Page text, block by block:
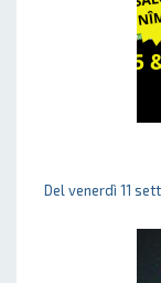
Del venerdì 11